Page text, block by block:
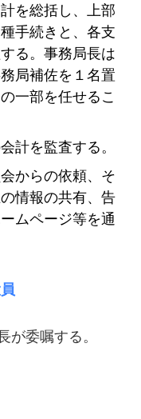
を総括し、上部
手続きと、各支
る。事務局長は
局補佐を１名置
一部を任せるこ
計を監査する。
からの依頼、そ
情報の共有、告
ムページ等を通
が委嘱する。